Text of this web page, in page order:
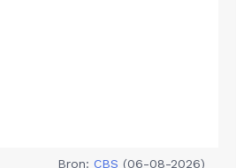
Bron: CBS (06-08-2026)